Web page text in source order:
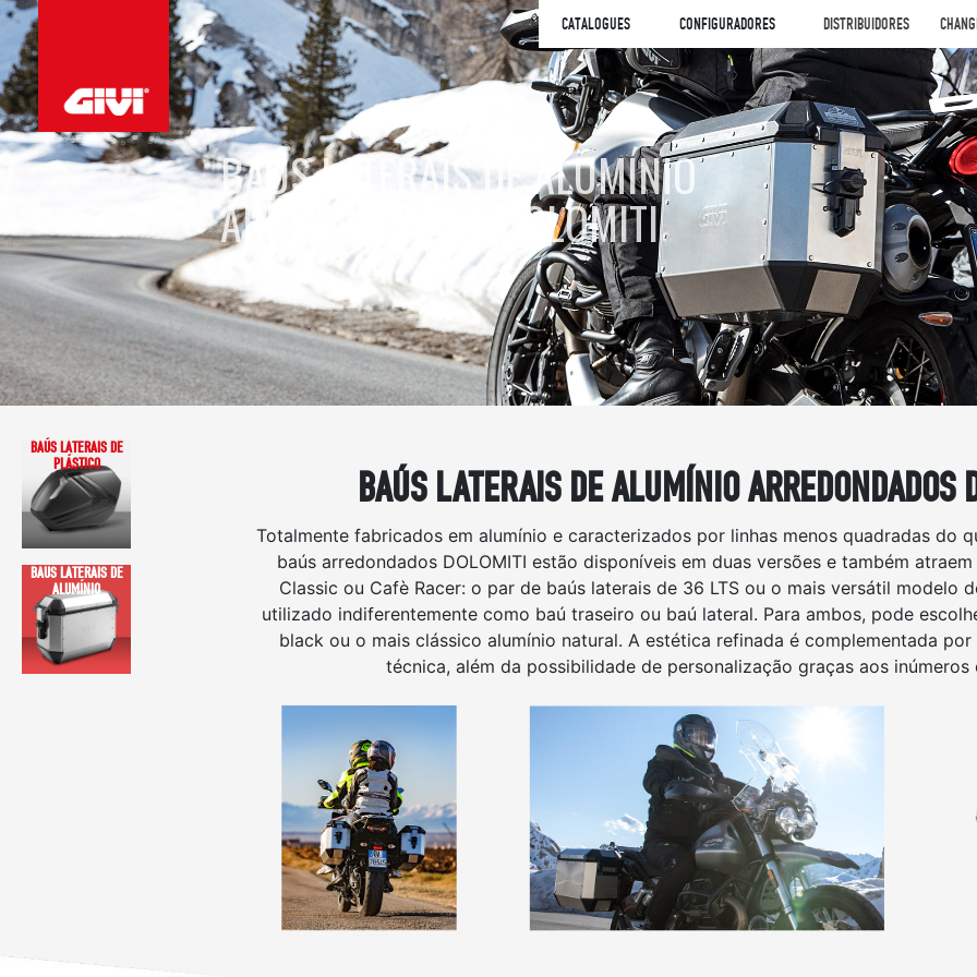
CATALOGUES CONFIGURADORES DISTRIBUIDORES
BAÚS LATERAIS DE ALUMÍNIO
ARREDONDADOS DOLOMITI
BAÚS LATERAIS DE
PLÁSTICO
BAÚS LATERAIS DE
ALUMÍNIO
BAÚS LATERAIS DE ALUMÍNIO ARREDONDADOS
Totalmente fabricados em alumínio e caracterizados por linhas menos quadradas do
baús arredondados DOLOMITI estão disponíveis em duas versões e também
Classic ou Cafè Racer: o par de baús laterais de 36 LTS ou o mais versátil modelo
utilizado indiferentemente como baú traseiro ou baú lateral. Para ambos, pode
black ou o mais clássico alumínio natural. A estética refinada é complementada
técnica, além da possibilidade de personalização graças aos inúmeros